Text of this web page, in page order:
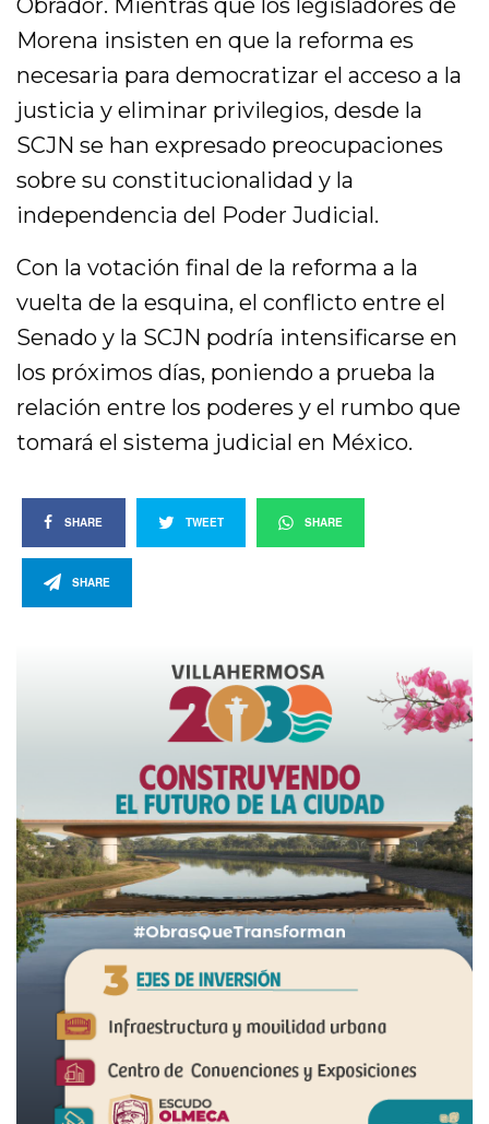
Obrador. Mientras que los legisladores de
Morena insisten en que la reforma es
necesaria para democratizar el acceso a la
justicia y eliminar privilegios, desde la
SCJN se han expresado preocupaciones
sobre su constitucionalidad y la
independencia del Poder Judicial.
Con la votación final de la reforma a la
vuelta de la esquina, el conflicto entre el
Senado y la SCJN podría intensificarse en
los próximos días, poniendo a prueba la
relación entre los poderes y el rumbo que
tomará el sistema judicial en México.
SHARE TWEET SHARE
SHARE